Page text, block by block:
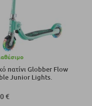
πατίνι Globber Flow
Junior Lights.
€